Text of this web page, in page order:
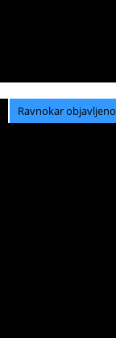
Ravnokar objavljeno